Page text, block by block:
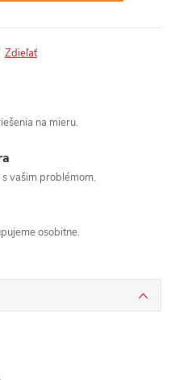
Zdieľať
na mieru.
vašim problémom.
osobitne.